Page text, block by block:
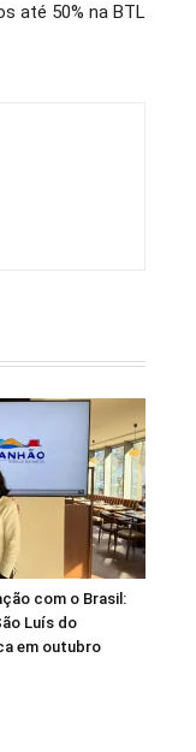
até 50% na BTL
com o Brasil:
Luís do
em outubro